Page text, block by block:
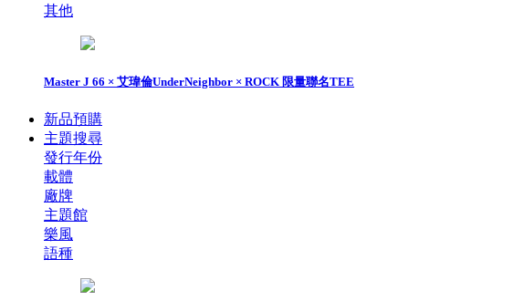
其他
Master J 66 × 艾瑋倫UnderNeighbor × ROCK 限量聯名TEE
新品預購
主題搜尋
發行年份
載體
廠牌
主題館
樂風
語種